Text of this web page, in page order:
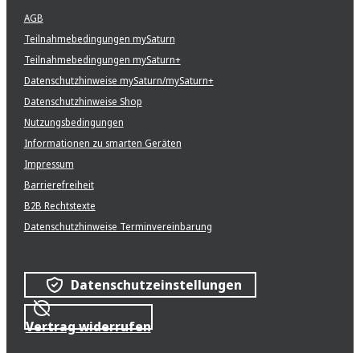
AGB
Teilnahmebedingungen mySaturn
Teilnahmebedingungen mySaturn+
Datenschutzhinweise mySaturn/mySaturn+
Datenschutzhinweise Shop
Nutzungsbedingungen
Informationen zu smarten Geräten
Impressum
Barrierefreiheit
B2B Rechtstexte
Datenschutzhinweise Terminvereinbarung
Datenschutzeinstellungen
Vertrag widerrufen